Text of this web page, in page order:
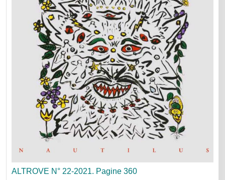
ALTROVE N° 22-2021. Pagine 360